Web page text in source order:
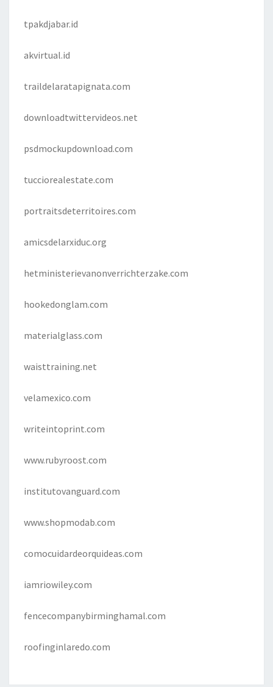
tpakdjabar.id
akvirtual.id
traildelaratapignata.com
downloadtwittervideos.net
psdmockupdownload.com
tucciorealestate.com
portraitsdeterritoires.com
amicsdelarxiduc.org
hetministerievanonverrichterzake.com
hookedonglam.com
materialglass.com
waisttraining.net
velamexico.com
writeintoprint.com
www.rubyroost.com
institutovanguard.com
www.shopmodab.com
comocuidardeorquideas.com
iamriowiley.com
fencecompanybirminghamal.com
roofinginlaredo.com